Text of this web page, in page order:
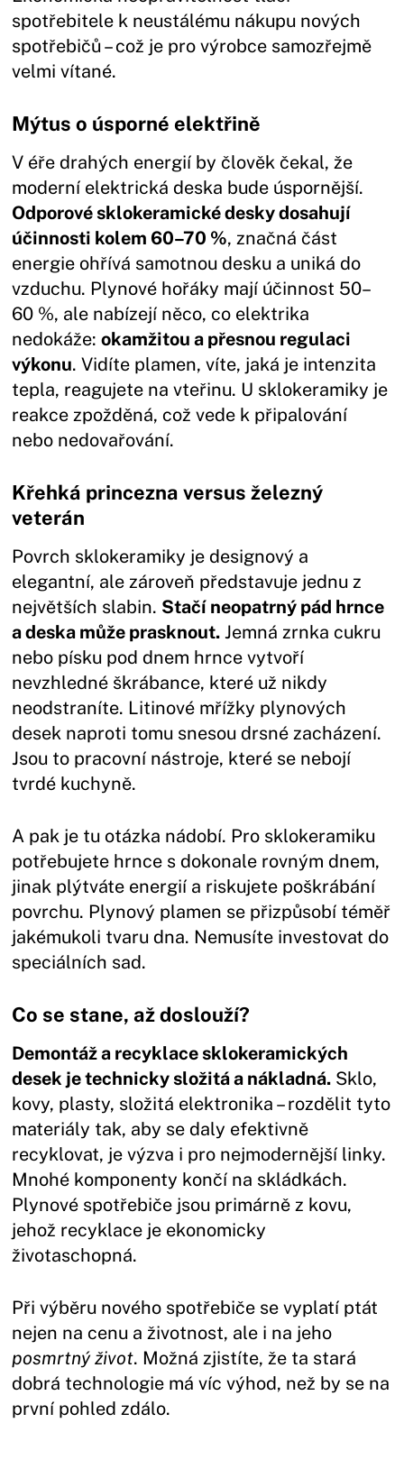
spotřebitele k neustálému nákupu nových
spotřebičů – což je pro výrobce samozřejmě
velmi vítané.
Mýtus o úsporné elektřině
V éře drahých energií by člověk čekal, že
moderní elektrická deska bude úspornější.
Odporové sklokeramické desky dosahují
účinnosti kolem 60–70 %, značná část
energie ohřívá samotnou desku a uniká do
vzduchu. Plynové hořáky mají účinnost 50–
60 %, ale nabízejí něco, co elektrika
nedokáže:okamžitou a přesnou regulaci
výkonu. Vidíte plamen, víte, jaká je intenzita
tepla, reagujete na vteřinu. U sklokeramiky je
reakce zpožděná, což vede k připalování
nebo nedovařování.
Křehká princezna versus železný
veterán
Povrch sklokeramiky je designový a
elegantní, ale zároveň představuje jednu z
největších slabin. Stačí neopatrný pád hrnce
a deska může prasknout. Jemná zrnka cukru
nebo písku pod dnem hrnce vytvoří
nevzhledné škrábance, které už nikdy
neodstraníte. Litinové mřížky plynových
desek naproti tomu snesou drsné zacházení.
Jsou to pracovní nástroje, které se nebojí
tvrdé kuchyně.
A pak je tu otázka nádobí. Pro sklokeramiku
potřebujete hrnce s dokonale rovným dnem,
jinak plýtváte energií a riskujete poškrábání
povrchu. Plynový plamen se přizpůsobí téměř
jakémukoli tvaru dna. Nemusíte investovat do
speciálních sad.
Co se stane, až doslouží?
Demontáž a recyklace sklokeramických
desek je technicky složitá a nákladná. Sklo,
kovy, plasty, složitá elektronika – rozdělit tyto
materiály tak, aby se daly efektivně
recyklovat, je výzva i pro nejmodernější linky.
Mnohé komponenty končí na skládkách.
Plynové spotřebiče jsou primárně z kovu,
jehož recyklace je ekonomicky
životaschopná.
Při výběru nového spotřebiče se vyplatí ptát
nejen na cenu a životnost, ale i na jeho
posmrtný život. Možná zjistíte, že ta stará
dobrá technologie má víc výhod, než by se na
první pohled zdálo.